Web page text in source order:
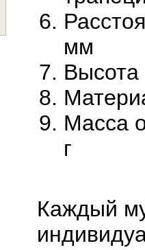
мм
Масса
г
Каждый